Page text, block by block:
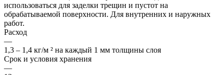
использоваться для заделки трещин и пустот на
обрабатываемой поверхности. Для внутренних и наружных
работ.
Расход
—
1,3 – 1,4 кг/м ² на каждый 1 мм толщины слоя
Срок и условия хранения
—